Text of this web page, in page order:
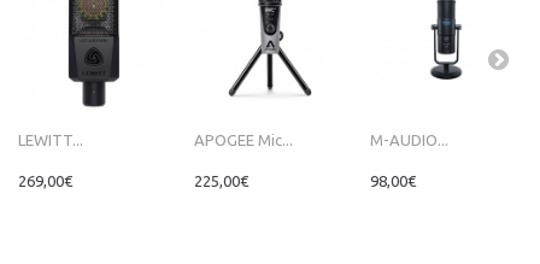
LEWITT...
269,00€
APOGEE Mic...
225,00€
M-AUDIO...
98,00€